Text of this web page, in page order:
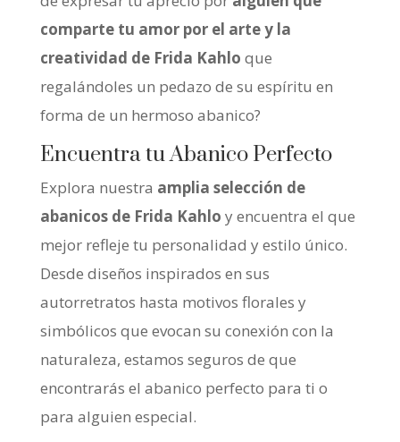
comparte tu amor por el arte y la
creatividad de Frida Kahlo que
regalándoles un pedazo de su espíritu en
forma de un hermoso abanico?
Encuentra tu Abanico Perfecto
Explora nuestra amplia selección de
abanicos de Frida Kahlo y encuentra el que
mejor refleje tu personalidad y estilo único.
Desde diseños inspirados en sus
autorretratos hasta motivos florales y
simbólicos que evocan su conexión con la
naturaleza, estamos seguros de que
encontrarás el abanico perfecto para ti o
para alguien especial.